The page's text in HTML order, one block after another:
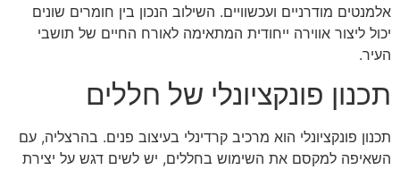
אלמנטים מודרניים ועכשוויים. השילוב הנכון בין חומרים שונים
יכול ליצור אווירה ייחודית המתאימה לאורח החיים של תושבי
העיר.
תכנון פונקציונלי של חללים
תכנון פונקציונלי הוא מרכיב קרדינלי בעיצוב פנים. בהרצליה, עם
השאיפה למקסם את השימוש בחללים, יש לשים דגש על יצירת